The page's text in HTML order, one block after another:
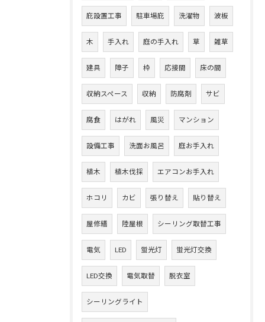
庇設置工事 駐車場庇 洗濯物 波板
木 手入れ 庭の手入れ 草 雑草
建具 障子 枠 応接間 床の間
収納スペース 収納 防腐剤 サビ
腐食 はがれ 風災 マンション
設備工事 洗面お風呂 庭お手入れ
植木 植木伐採 エアコンお手入れ
ホコリ カビ 張り替え 貼り替え
屋修繕 陸屋根 シーリング取替工事
電気 LED 蛍光灯 蛍光灯交換
LED交換 電気取替 脱衣室
シーリングライト